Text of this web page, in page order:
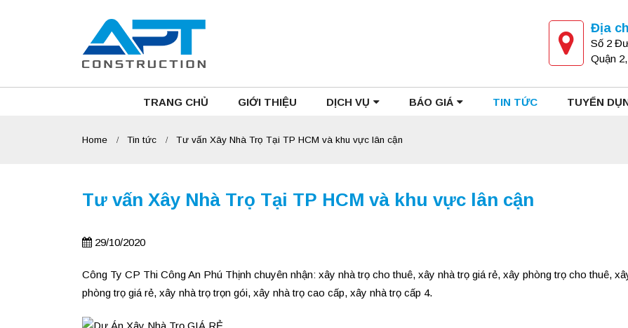
Địa
Số 2
Quận
TRANG CHỦ GIỚI THIỆU DỊCH VỤ BÁO GIÁ TIN TỨC TUYỂN
Home Tin tức Tư vấn Xây Nhà Trọ Tại TP HCM và khu vực lân cận
Tư vấn Xây Nhà Trọ Tại TP HCM và khu vực lân cận
29/10/2020
Công Ty CP Thi Công An Phú Thịnh chuyên nhận: xây nhà trọ cho thuê, xây nhà trọ giá rẻ, xây phòng trọ cho thuê,
phòng trọ giá rẻ, xây nhà trọ trọn gói, xây nhà trọ cao cấp, xây nhà trọ cấp 4.